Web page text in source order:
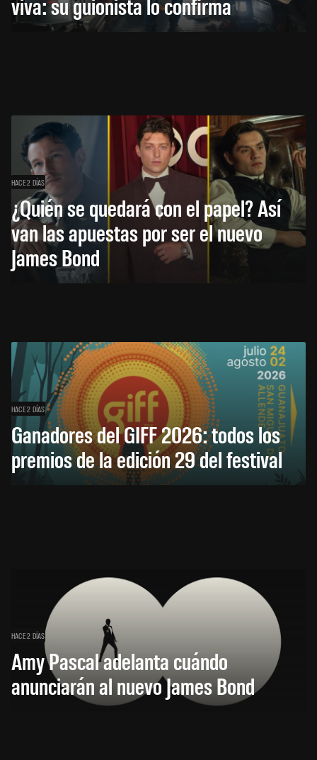
HACE 2 DÍAS
¿Quién se quedará con el papel? Así
van las apuestas por ser el nuevo
James Bond
HACE 2 DÍAS
Ganadores del GIFF 2026: todos los
premios de la edición 29 del festival
HACE 2 DÍAS
Amy Pascal adelanta cuándo
anunciarán al nuevo James Bond